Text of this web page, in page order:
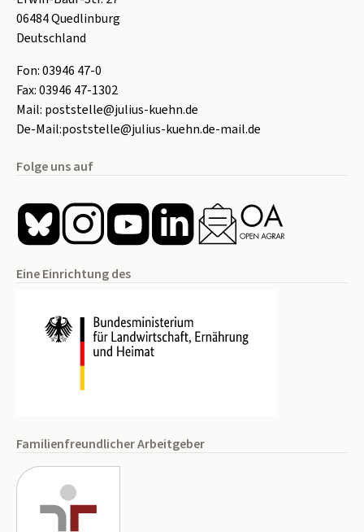
06484Quedlinburg
Deutschland
Fon:03946 47-0
Fax:03946 47-1302
Mail: poststelle@julius-kuehn.de
De-Mail:poststelle@julius-kuehn.de-mail.de
Folge uns auf
Eine Einrichtung des
Familienfreundlicher Arbeitgeber